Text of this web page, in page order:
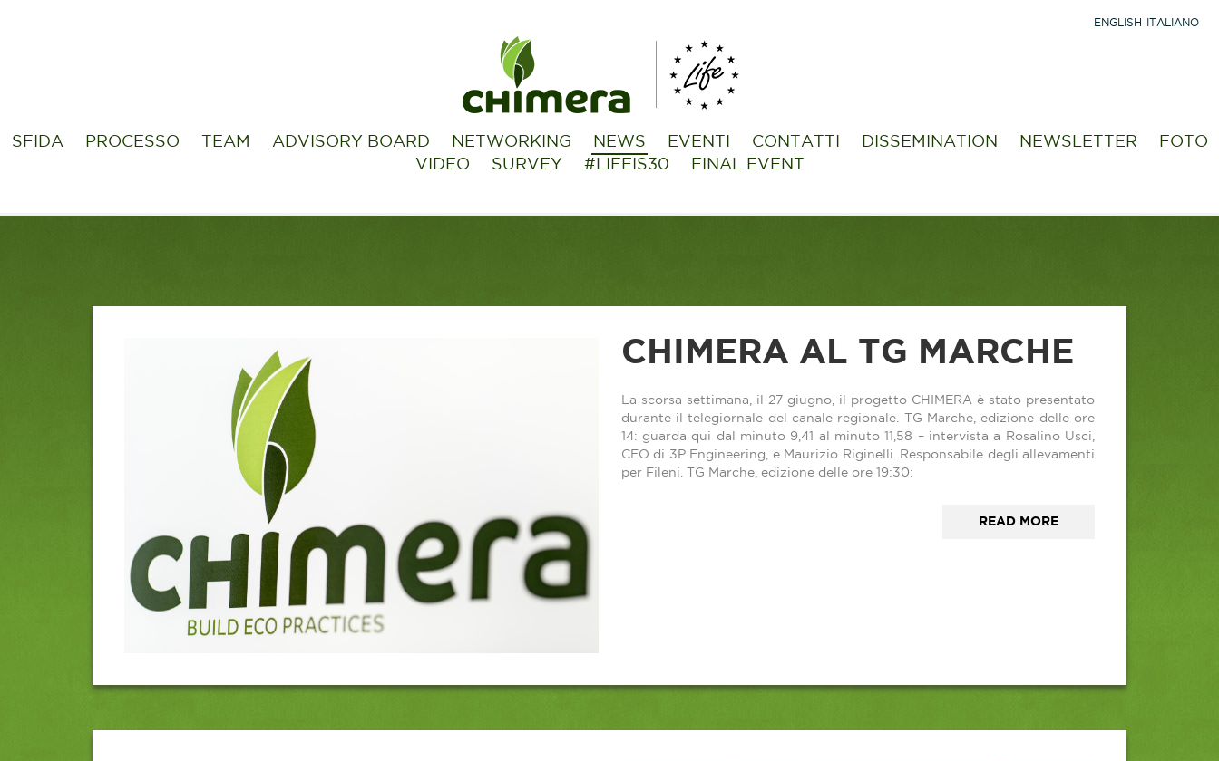
ENGLISH ITALIANO
SFIDA PROCESSO TEAM ADVISORY BOARD NETWORKING NEWS EVENTI CONTATTI DISSEMINATION NEWSLETTER
FOTO
VIDEO
SURVEY #LIFEIS30 FINAL EVENT
CHIMERA AL TG MARCHE
La scorsa settimana, il 27 giugno, il progetto CHIMERA è stato presentato
durante il telegiornale del canale regionale. TG Marche, edizione delle ore
14: guarda qui dal minuto 9,41 al minuto 11,58 – intervista a Rosalino Usci,
CEO di 3P Engineering, e Maurizio Riginelli. Responsabile degli allevamenti
per Fileni. TG Marche, edizione delle ore 19:30:
READ MORE